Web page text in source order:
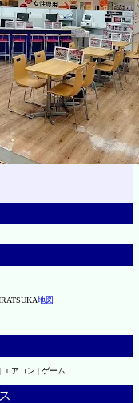
地図
エアコン | ゲーム